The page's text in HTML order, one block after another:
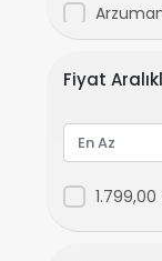
ayforce
Bartech
Baugen
BHD
Bion
Fiyat